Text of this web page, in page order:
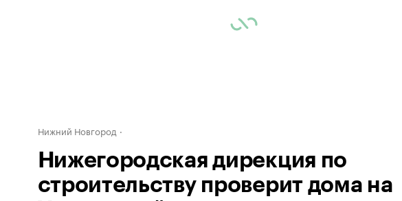
Нижний Новгород
Нижегородская дирекция по
строительству проверит дома на